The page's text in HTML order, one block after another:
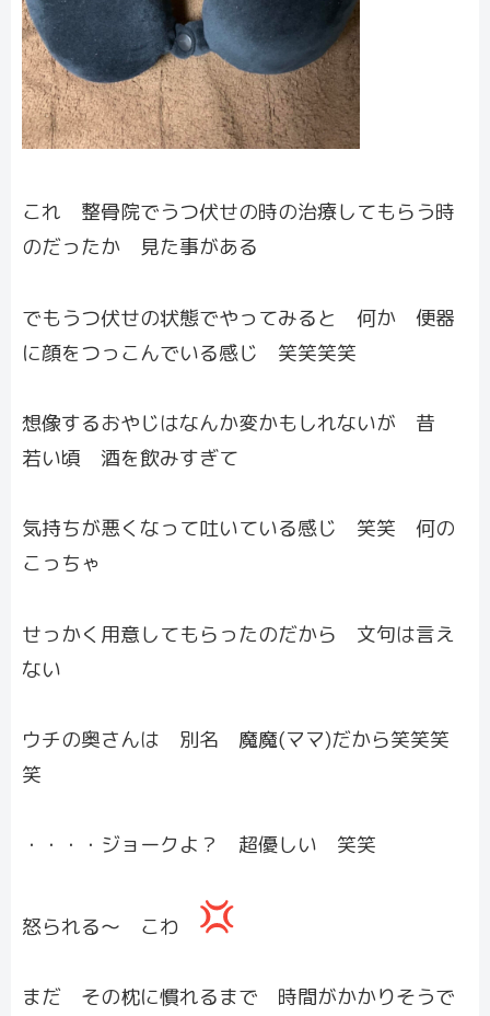
これ 整骨院でうつ伏せの時の治療してもらう時
のだったか 見た事がある
でもうつ伏せの状態でやってみると 何か 便器
に顔をつっこんでいる感じ 笑笑笑笑
想像するおやじはなんか変かもしれないが 昔
若い頃 酒を飲みすぎて
気持ちが悪くなって吐いている感じ 笑笑 何の
こっちゃ
せっかく用意してもらったのだから 文句は言え
ない
ウチの奥さんは 別名 魔魔(ママ)だから笑笑笑
笑
・・・・ジョークよ？ 超優しい 笑笑
怒られる〜 こわ
まだ その枕に慣れるまで 時間がかかりそうで